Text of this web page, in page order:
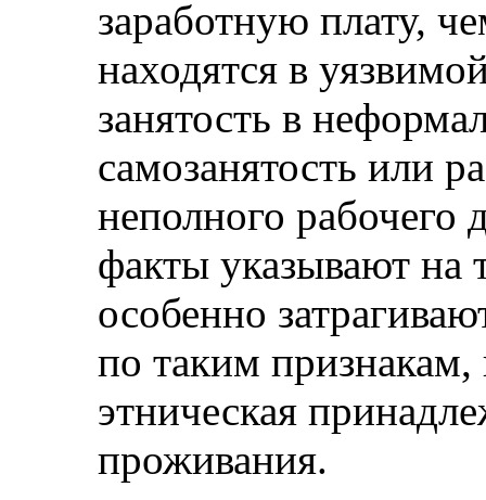
заработную плату,
находятся в
занятость в
самозанятость или
неполного рабочего
факты указывают на
особенно
по таким признакам,
этническая
проживания.